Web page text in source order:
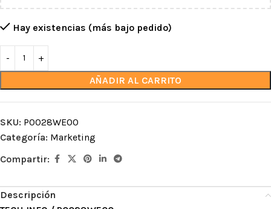
Hay existencias (más bajo pedido)
AÑADIR AL CARRITO
SKU: P0028WE00
Categoría: Marketing
Compartir:
Descripción